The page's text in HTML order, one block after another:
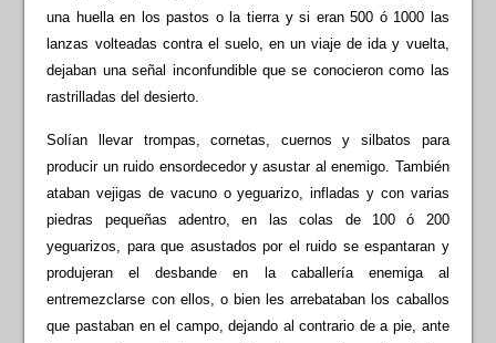
una huella en los pastos o la tierra y si eran 500 ó 1000 las
lanzas volteadas contra el suelo, en un viaje de ida y vuelta,
dejaban una señal inconfundible que se conocieron como las
rastrilladas del desierto.
Solían llevar trompas, cornetas, cuernos y silbatos para
producir un ruido ensordecedor y asustar al enemigo. También
ataban vejigas de vacuno o yeguarizo, infladas y con varias
piedras pequeñas adentro, en las colas de 100 ó 200
yeguarizos, para que asustados por el ruido se espantaran y
produjeran el desbande en la caballería enemiga al
entremezclarse con ellos, o bien les arrebataban los caballos
que pastaban en el campo, dejando al contrario de a pie, ante